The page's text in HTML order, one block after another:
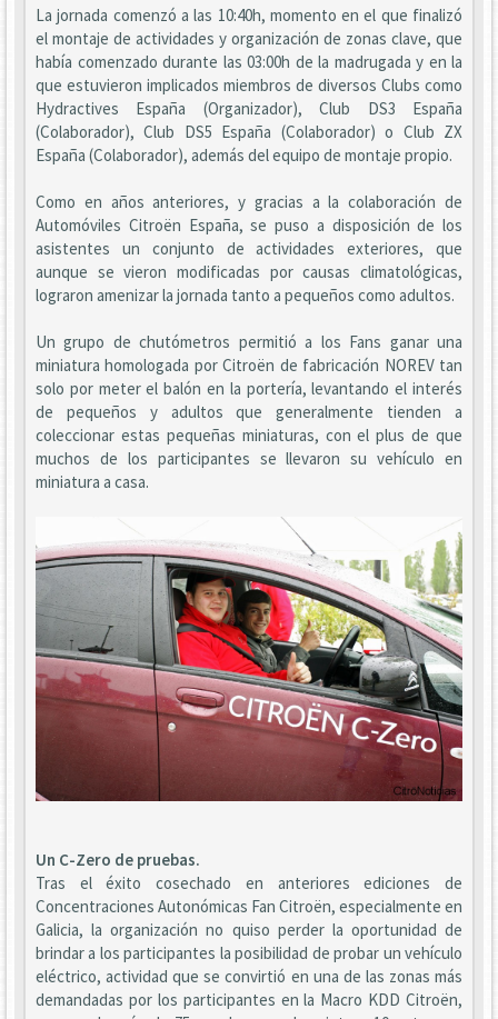
La jornada comenzó a las 10:40h, momento en el que finalizó
el montaje de actividades y organización de zonas clave, que
había comenzado durante las 03:00h de la madrugada y en la
que estuvieron implicados miembros de diversos Clubs como
Hydractives España (Organizador), Club DS3 España
(Colaborador), Club DS5 España (Colaborador) o Club ZX
España (Colaborador), además del equipo de montaje propio.
Como en años anteriores, y gracias a la colaboración de
Automóviles Citroën España, se puso a disposición de los
asistentes un conjunto de actividades exteriores, que
aunque se vieron modificadas por causas climatológicas,
lograron amenizar la jornada tanto a pequeños como adultos.
Un grupo de chutómetros permitió a los Fans ganar una
miniatura homologada por Citroën de fabricación NOREV tan
solo por meter el balón en la portería, levantando el interés
de pequeños y adultos que generalmente tienden a
coleccionar estas pequeñas miniaturas, con el plus de que
muchos de los participantes se llevaron su vehículo en
miniatura a casa.
Un C-Zero de pruebas.
Tras el éxito cosechado en anteriores ediciones de
Concentraciones Autonómicas Fan Citroën, especialmente en
Galicia, la organización no quiso perder la oportunidad de
brindar a los participantes la posibilidad de probar un vehículo
eléctrico, actividad que se convirtió en una de las zonas más
demandadas por los participantes en la Macro KDD Citroën,